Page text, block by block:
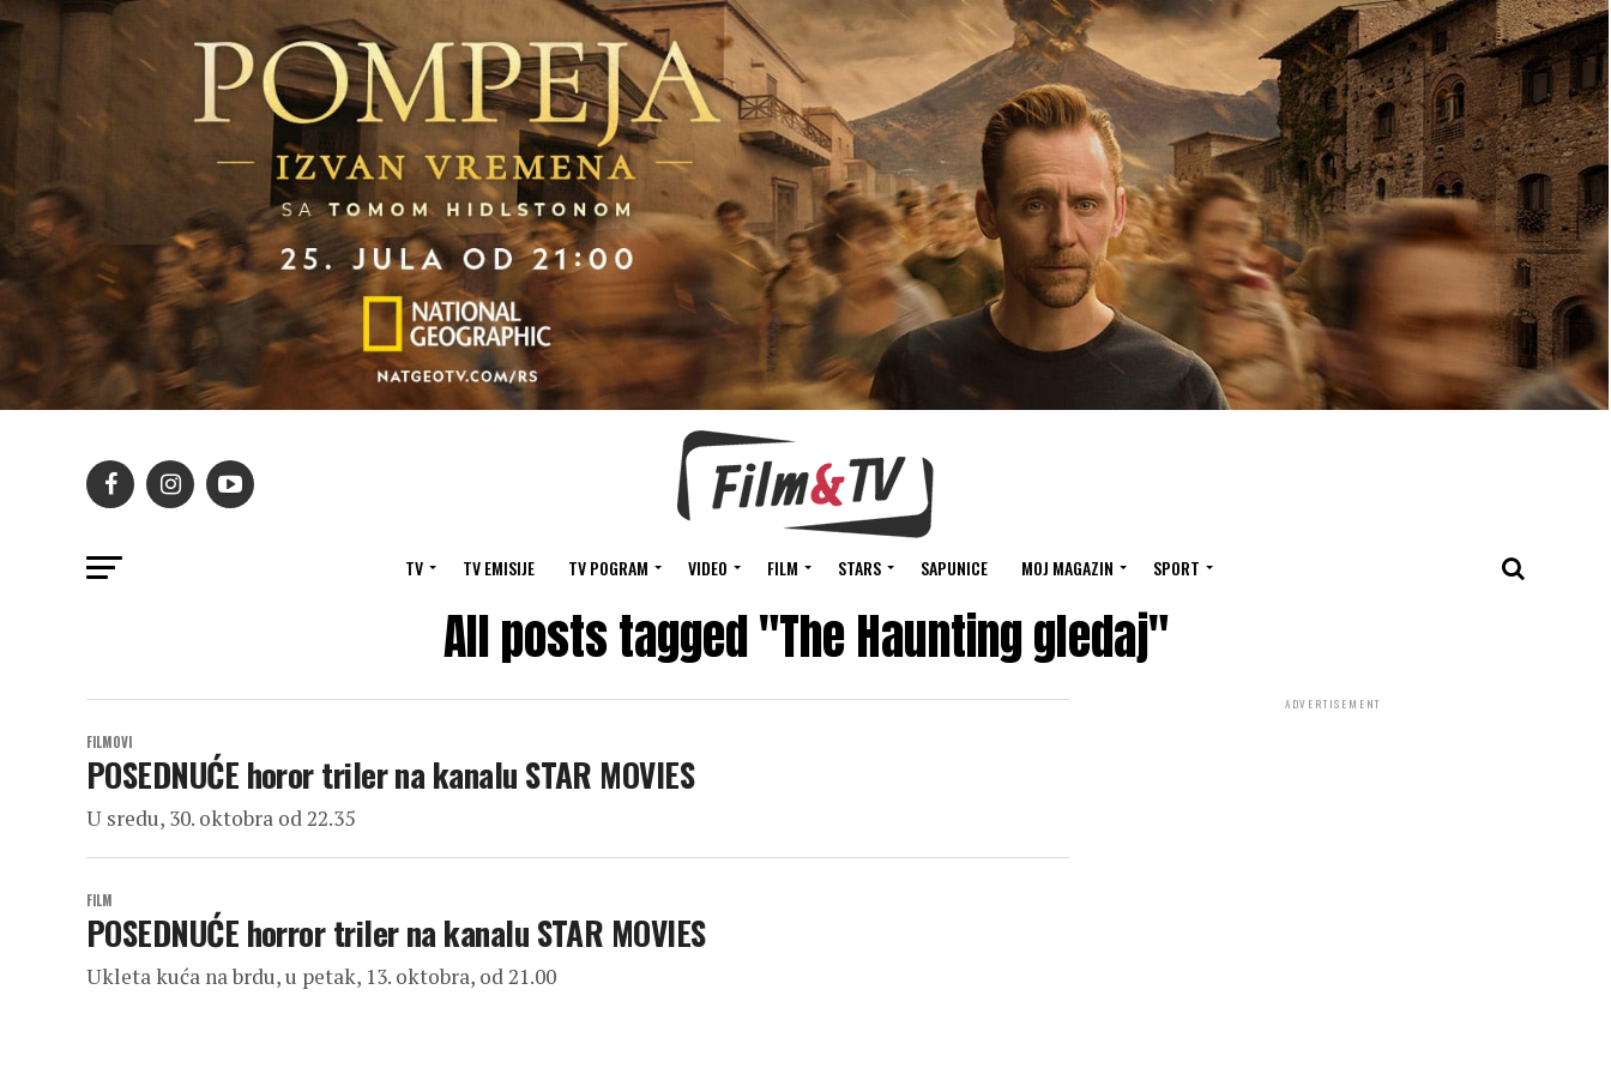
TV TV EMISIJE TV POGRAM VIDEO FILM STARS SAPUNICE MOJ MAGAZIN SPORT
All posts tagged "The Haunting gledaj"
FILMOVI
POSEDNUĆE horor triler na kanalu STAR MOVIES
U sredu, 30. oktobra od 22.35
FILM
POSEDNUĆE horror triler na kanalu STAR MOVIES
Ukleta kuća na brdu, u petak, 13. oktobra, od 21.00
ADVERTISEMENT